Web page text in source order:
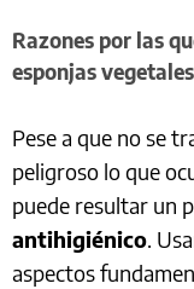
Razones por las
esponjas vegetales
Pese a que no se
peligroso lo que
puede resultar un
antihigiénico.
aspectos